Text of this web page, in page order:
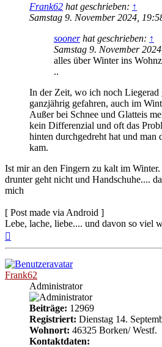
Frank62 hat geschrieben: ↑
Samstag 9. November 2024,
soonerhat geschrieben: ↑
Samstag 9. November
alles über Winter ins
..
In der Zeit, wo ich noch Liegerad
ganzjährig gefahren, auch im
Außer bei Schnee und Glatteis
kein Differenzial und oft das
hinten durchgedreht hat und man
kam.
Ist mir an den Fingern zu kalt im
drunter geht nicht und Handschuhe....
mich
[ Post made via Android ]
Lebe, lache, liebe.... und davon so viel
Frank62
Administrator
Beiträge: 12969
Registriert: Dienstag 14.
Wohnort: 46325 Borken/ Westf.
Kontaktdaten: